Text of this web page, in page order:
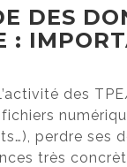
DES
:
des
perdre ses
très